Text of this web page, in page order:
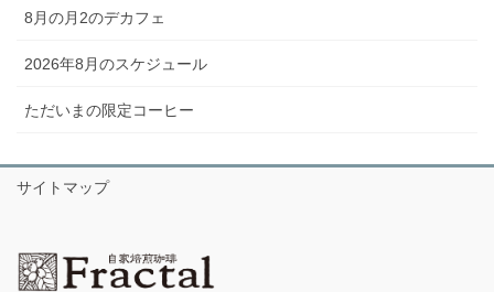
8月の月2のデカフェ
2026年8月のスケジュール
ただいまの限定コーヒー
サイトマップ